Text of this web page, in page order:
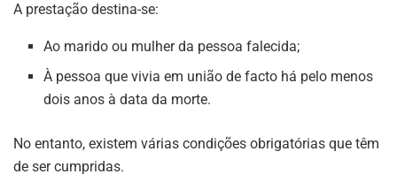
A prestação destina-se:
Ao marido ou mulher da pessoa falecida;
À pessoa que vivia em união de facto há pelo menos
dois anos à data da morte.
No entanto, existem várias condições obrigatórias que têm
de ser cumpridas.